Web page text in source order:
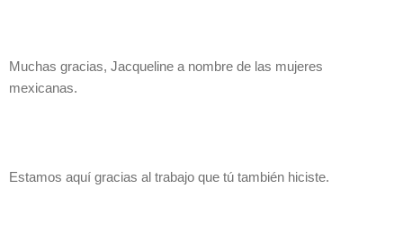
Muchas gracias, Jacqueline a nombre de las mujeres
mexicanas.
Estamos aquí gracias al trabajo que tú también hiciste.